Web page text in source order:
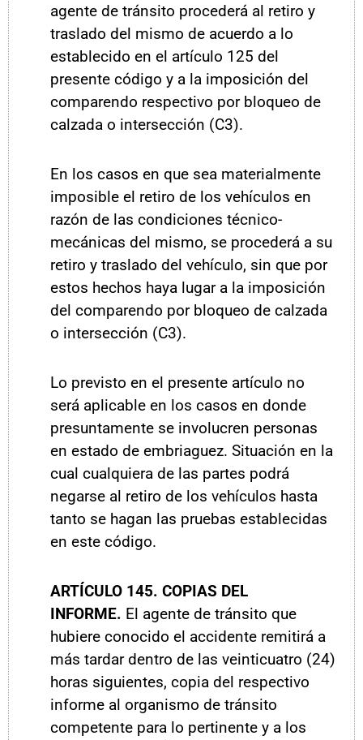
agente de tránsito procederá al retiro y
traslado del mismo de acuerdo a lo
establecido en el artículo 125 del
presente código y a la imposición del
comparendo respectivo por bloqueo de
calzada o intersección (C3).
En los casos en que sea materialmente
imposible el retiro de los vehículos en
razón de las condiciones técnico-
mecánicas del mismo, se procederá a su
retiro y traslado del vehículo, sin que por
estos hechos haya lugar a la imposición
del comparendo por bloqueo de calzada
o intersección (C3).
Lo previsto en el presente artículo no
será aplicable en los casos en donde
presuntamente se involucren personas
en estado de embriaguez. Situación en la
cual cualquiera de las partes podrá
negarse al retiro de los vehículos hasta
tanto se hagan las pruebas establecidas
en este código.
ARTÍCULO 145. COPIAS DEL
INFORME. El agente de tránsito que
hubiere conocido el accidente remitirá a
más tardar dentro de las veinticuatro (24)
horas siguientes, copia del respectivo
informe al organismo de tránsito
competente para lo pertinente y a los